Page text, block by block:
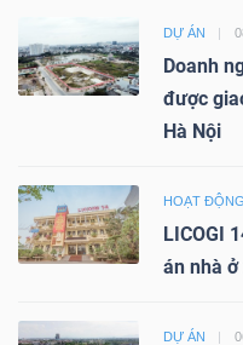
DỰ ÁN
Doanh
được
Hà Nội
HOẠT
LICOGI
án nhà
DỰ ÁN